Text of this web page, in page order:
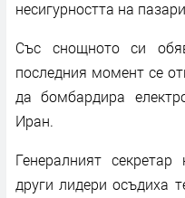
несигурността на
Със снощното си
последния момент се
да бомбардира
Иран.
Генералният
други лидери осъдиха